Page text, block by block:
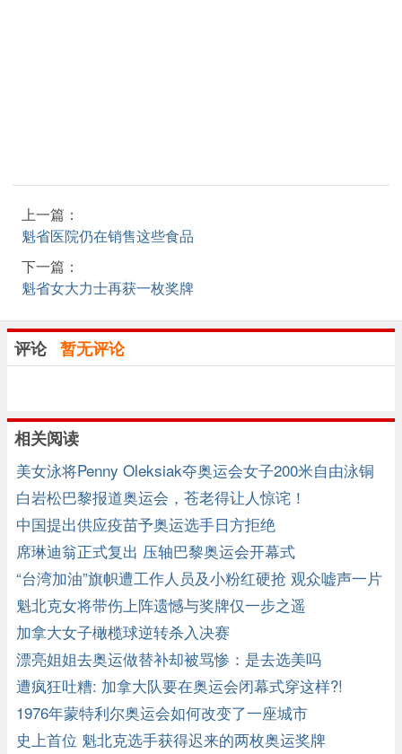
上一篇：
魁省医院仍在销售这些食品
下一篇：
魁省女大力士再获一枚奖牌
评论 暂无评论
相关阅读
美女泳将Penny Oleksiak夺奥运会女子200米自由泳铜
牌
白岩松巴黎报道奥运会，苍老得让人惊诧！
中国提出供应疫苗予奥运选手日方拒绝
席琳迪翁正式复出 压轴巴黎奥运会开幕式
“台湾加油”旗帜遭工作人员及小粉红硬抢 观众嘘声一片
魁北克女将带伤上阵遗憾与奖牌仅一步之遥
加拿大女子橄榄球逆转杀入决赛
漂亮姐姐去奥运做替补却被骂惨：是去选美吗
遭疯狂吐糟: 加拿大队要在奥运会闭幕式穿这样?!
1976年蒙特利尔奥运会如何改变了一座城市
史上首位 魁北克选手获得迟来的两枚奥运奖牌